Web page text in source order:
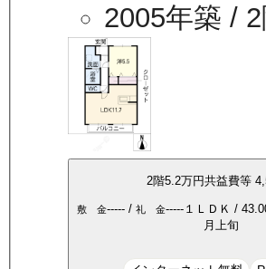
2005年築 /
2階5.2万円共益費等
敷 金----- / 礼 金----- １ＬＤＫ /
月上旬